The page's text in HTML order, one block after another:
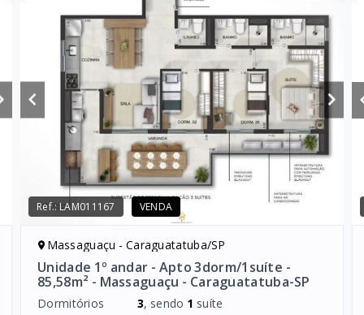
Ref.: LAM011167 VENDA
Massaguaçu - Caraguatatuba/SP
Unidade 1º andar - Apto 3dorm/1suíte -
85,58m² - Massaguaçu - Caraguatatuba-SP
Dormitórios 3, sendo 1 suíte